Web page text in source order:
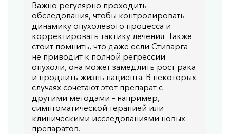
Важно регулярно проходить
обследования, чтобы контролировать
динамику опухолевого процесса и
корректировать тактику лечения. Также
стоит помнить, что даже если Стиварга
не приводит к полной регрессии
опухоли, она может замедлить рост рака
и продлить жизнь пациента. В некоторых
случаях сочетают этот препарат с
другими методами – например,
симптоматической терапией или
клиническими исследованиями новых
препаратов.